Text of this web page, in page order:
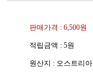
판매가격 : 6,500원
적립금액 : 5원
원산지 : 오스트리아